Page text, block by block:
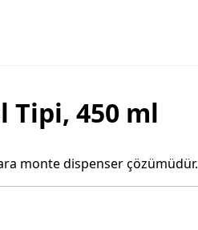
Tipi, 450 ml
monte dispenser çözümüdür.